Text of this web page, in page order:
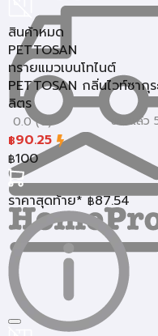
สินค้าหมด
PETTOSAN
ทรายแมวเบนโทไนต์
PETTOSAN กลิ่นไวท์ซากุ
ลิตร
0.0 (0) ขายแล้ว
฿90.25
฿100
ราคาสุดท้าย* ฿87.54